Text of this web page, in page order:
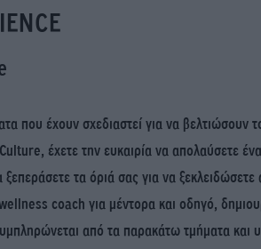
που έχουν σχεδιαστεί για να βελτιώσουν
έχετε την ευκαιρία να απολαύσετε
τα όριά σας για να ξεκλειδώσετε
coach για μέντορα και οδηγό,
από τα παρακάτω τμήματα και